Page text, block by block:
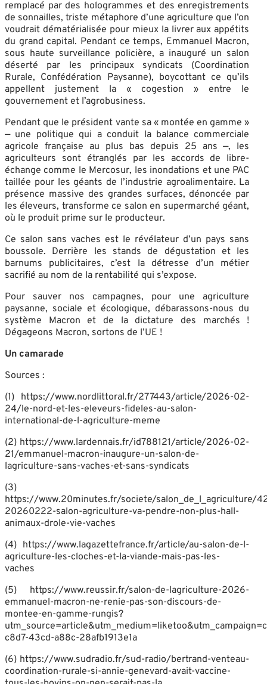
remplacé par des hologrammes et des enregistrements
de sonnailles, triste métaphore d’une agriculture que l’on
voudrait dématérialisée pour mieux la livrer aux appétits
du grand capital. Pendant ce temps, Emmanuel Macron,
sous haute surveillance policière, a inauguré un salon
déserté par les principaux syndicats (Coordination
Rurale, Confédération Paysanne), boycottant ce qu’ils
appellent justement la « cogestion » entre le
gouvernement et l’agrobusiness.
Pendant que le président vante sa « montée en gamme »
— une politique qui a conduit la balance commerciale
agricole française au plus bas depuis 25 ans —, les
agriculteurs sont étranglés par les accords de libre-
échange comme le Mercosur, les inondations et une PAC
taillée pour les géants de l’industrie agroalimentaire. La
présence massive des grandes surfaces, dénoncée par
les éleveurs, transforme ce salon en supermarché géant,
où le produit prime sur le producteur.
Ce salon sans vaches est le révélateur d’un pays sans
boussole. Derrière les stands de dégustation et les
barnums publicitaires, c’est la détresse d’un métier
sacrifié au nom de la rentabilité qui s’expose.
Pour sauver nos campagnes, pour une agriculture
paysanne, sociale et écologique, débarassons-nous du
système Macron et de la dictature des marchés !
Dégageons Macron, sortons de l’UE !
Un camarade
Sources :
(1) https://www.nordlittoral.fr/277443/article/2026-02-
24/le-nord-et-les-eleveurs-fideles-au-salon-
international-de-l-agriculture-meme
(2) https://www.lardennais.fr/id788121/article/2026-02-
21/emmanuel-macron-inaugure-un-salon-de-
lagriculture-sans-vaches-et-sans-syndicats
(3)
https://www.20minutes.fr/societe/salon_de_l_agriculture/
20260222-salon-agriculture-va-pendre-non-plus-hall-
animaux-drole-vie-vaches
(4) https://www.lagazettefrance.fr/article/au-salon-de-l-
agriculture-les-cloches-et-la-viande-mais-pas-les-
vaches
(5) https://www.reussir.fr/salon-de-lagriculture-2026-
emmanuel-macron-ne-renie-pas-son-discours-de-
montee-en-gamme-rungis?
c8d7-43cd-a88c-28afb1913e1a
(6) https://www.sudradio.fr/sud-radio/bertrand-venteau-
coordination-rurale-si-annie-genevard-avait-vaccine-